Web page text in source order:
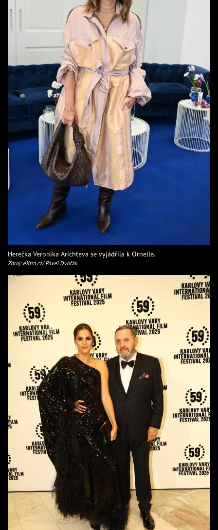
Herečka Veronika Arichteva se vyjádřila k Ornelle.
Zdroj: eXtra.cz/ Pavel Dvořák